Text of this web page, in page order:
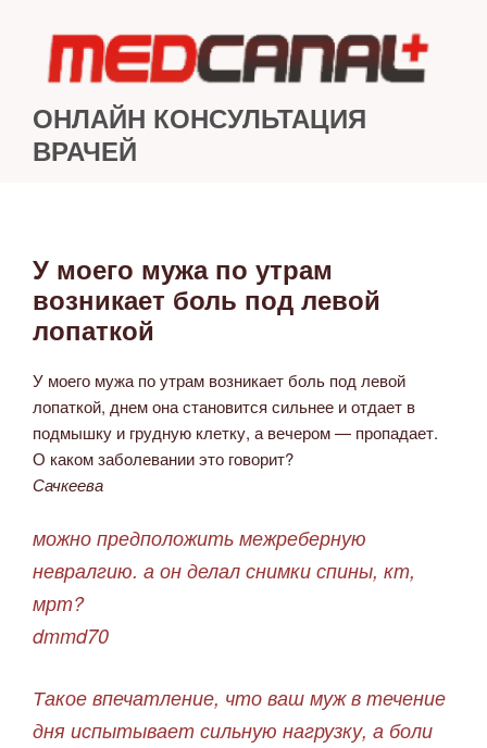
содержимому
ОНЛАЙН КОНСУЛЬТАЦИЯ
ВРАЧЕЙ
ОПУБЛИКОВАНО
У моего мужа по утрам
возникает боль под левой
лопаткой
У моего мужа по утрам возникает боль под левой
лопаткой, днем она становится сильнее и отдает в
подмышку и грудную клетку, а вечером — пропадает.
О каком заболевании это говорит?
Сачкеева
можно предположить межреберную
невралгию. а он делал снимки спины, кт,
мрт?
dmmd70
Такое впечатление, что ваш муж в течение
дня испытывает сильную нагрузку, а боли